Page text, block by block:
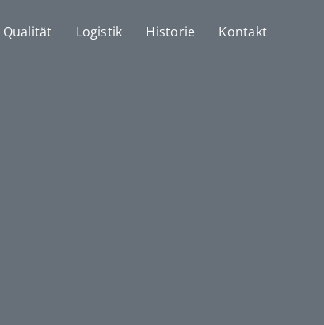
Qualität Logistik Historie Kontakt